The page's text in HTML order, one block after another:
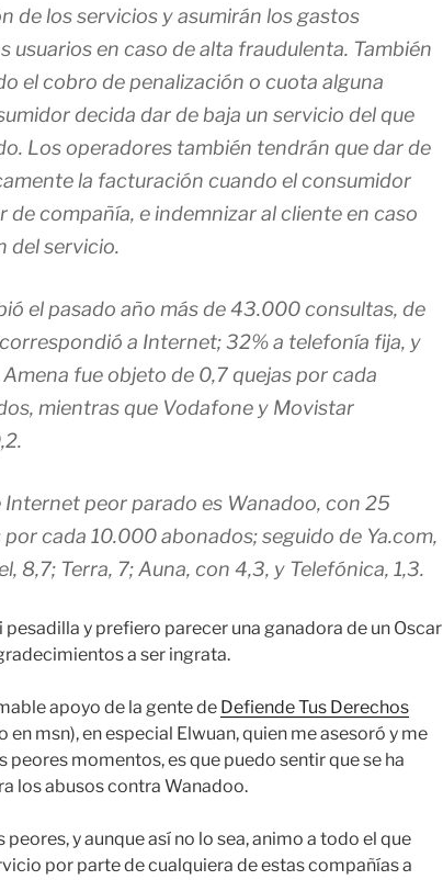
de los servicios y asumirán los gastos
usuarios en caso de alta fraudulenta. También
el cobro de penalización o cuota alguna
decida dar de baja un servicio del que
Los operadores también tendrán que dar de
la facturación cuando el consumidor
de compañía, e indemnizar al cliente en caso
del servicio.
el pasado año más de 43.000 consultas, de
a Internet; 32% a telefonía fija, y
Amena fue objeto de 0,7 quejas por cada
mientras que Vodafone y Movistar
Internet peor parado es Wanadoo, con 25
cada 10.000 abonados; seguido de Ya.com,
8,7; Terra, 7; Auna, con 4,3, y Telefónica, 1,3.
y prefiero parecer una ganadora de un Oscar
a ser ingrata.
apoyo de la gente de Defiende Tus Derechos
en msn), en especial Elwuan, quien me asesoró y me
peores momentos, es que puedo sentir que se ha
los abusos contra Wanadoo.
peores, y aunque así no lo sea, animo a todo el que
por parte de cualquiera de estas compañías a